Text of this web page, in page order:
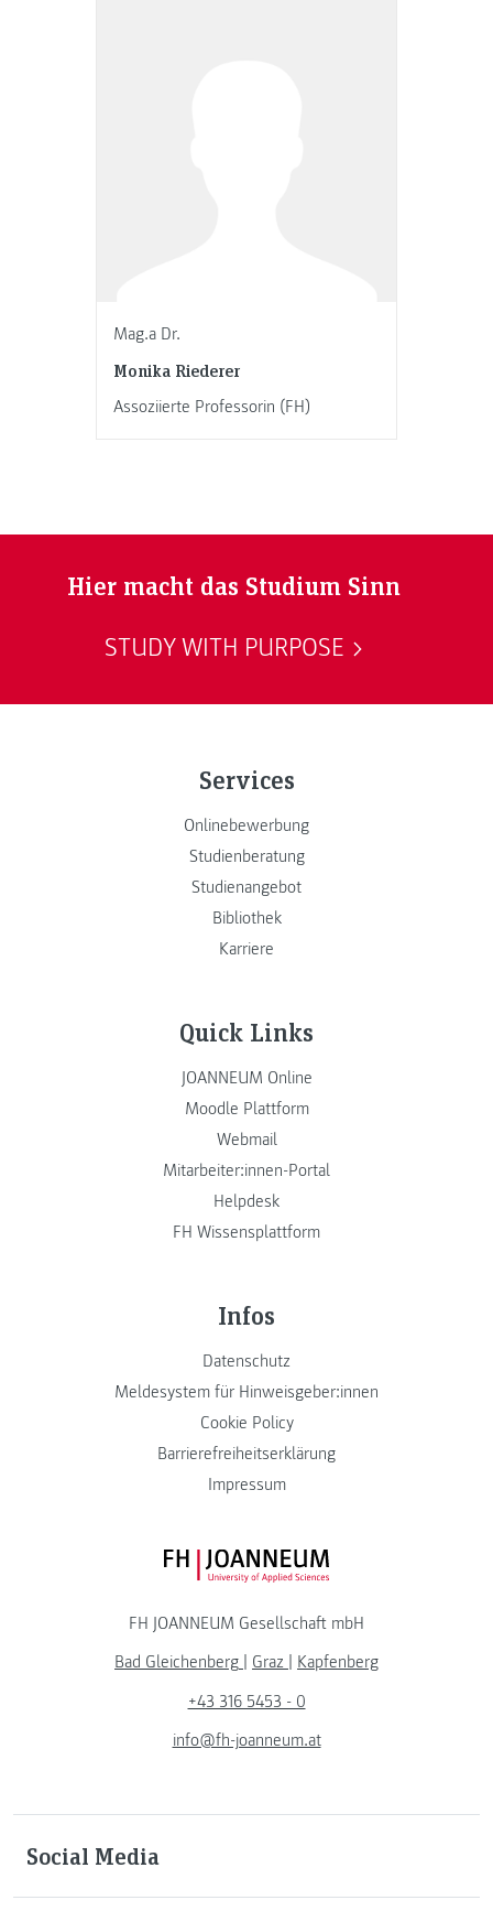
Mag.a Dr.
Monika Riederer
Assoziierte Professorin (FH)
Hier macht das Studium Sinn
STUDY WITH PURPOSE
Services
Onlinebewerbung
Studienberatung
Studienangebot
Bibliothek
Karriere
Quick Links
JOANNEUM Online
Moodle Plattform
Webmail
Mitarbeiter:innen-Portal
Helpdesk
FH Wissensplattform
Infos
Datenschutz
Meldesystem für Hinweisgeber:innen
Cookie Policy
Barrierefreiheitserklärung
Impressum
FH JOANNEUM Logo
FH JOANNEUM Gesellschaft mbH
Bad Gleichenberg
Graz
Kapfenberg
+43 316 5453 - 0
info@fh-joanneum.at
Social Media